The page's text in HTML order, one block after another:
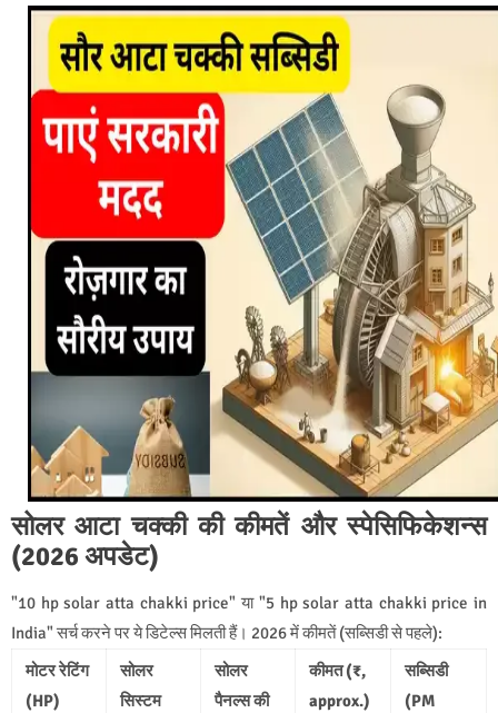
सोलर आटा चक्की की कीमतें और स्पेसिफिकेशन्स
(2026 अपडेट)
"10 hp solar atta chakki price" या "5 hp solar atta chakki price in
India" सर्च करने पर ये डिटेल्स मिलती हैं। 2026 में कीमतें (सब्सिडी से पहले):
मोटर रेटिंग
(HP)
सोलर
सिस्टम
सोलर
पैनल्स की
कीमत (₹,
approx.)
सब्सिडी
(PM